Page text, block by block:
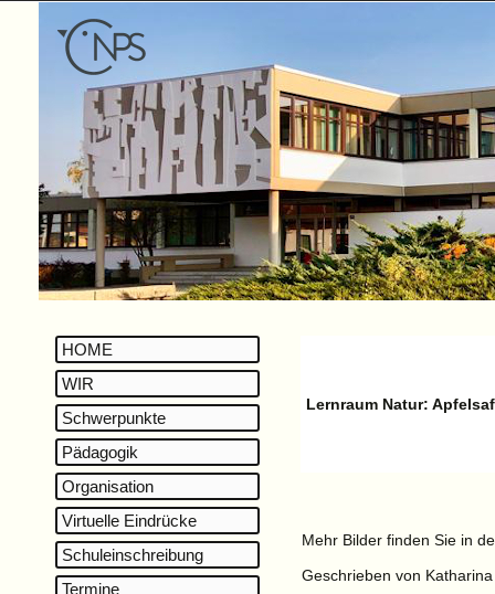
HOME
WIR
Schwerpunkte
Pädagogik
Organisation
Virtuelle Eindrücke
Schuleinschreibung
Termine
Lernraum Natur:
Mehr Bilder finden Sie in
Geschrieben von